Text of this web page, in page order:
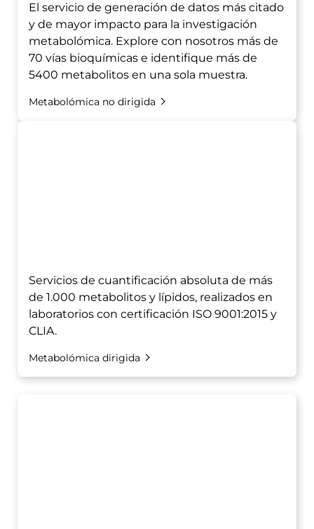
El servicio de generación de datos más citado
y de mayor impacto para la investigación
metabolómica. Explore con nosotros más de
70 vías bioquímicas e identifique más de
5400 metabolitos en una sola muestra.
Metabolómica no dirigida
Servicios de cuantificación absoluta de más
de 1.000 metabolitos y lípidos, realizados en
laboratorios con certificación ISO 9001:2015 y
CLIA.
Metabolómica dirigida